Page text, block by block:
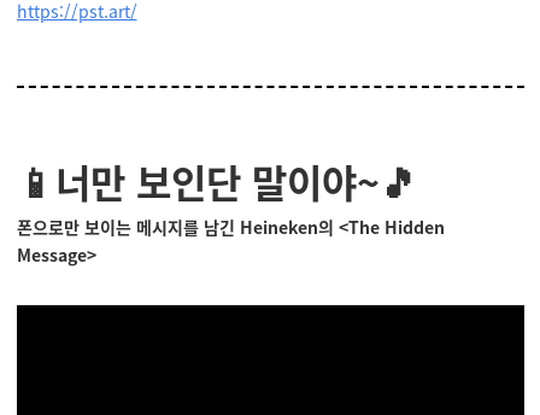
https://pst.art/
📱너만 보인단 말이야~🎵
폰으로만 보이는 메시지를 남긴 Heineken의 <The Hidden
Message>